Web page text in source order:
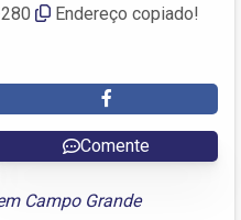
Endereço copiado!
Comente
Campo Grande